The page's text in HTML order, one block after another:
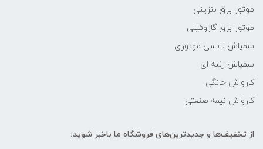
موتور برق بنزینی
موتور برق گازوئیلی
سمپاش لانسی موتوری
سمپاش زنبه ای
کارواش خانگی
کارواش نیمه صنعتی
از تخفیف‌ها و جدیدترین‌های فروشگاه ما باخبر شوید: